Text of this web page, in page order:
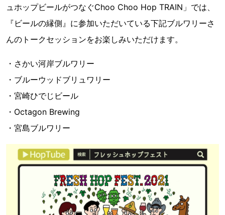
ュホップビールがつなぐChoo Choo Hop TRAIN」では、
『ビールの縁側』に参加いただいている下記ブルワリーさ
んのトークセッションをお楽しみいただけます。
・さかい河岸ブルワリー
・ブルーウッドブリュワリー
・宮崎ひでじビール
・Octagon Brewing
・宮島ブルワリー